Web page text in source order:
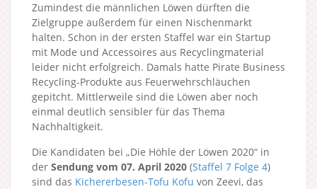
Zumindest die männlichen Löwen dürften die
Zielgruppe außerdem für einen Nischenmarkt
halten. Schon in der ersten Staffel war ein Startup
mit Mode und Accessoires aus Recyclingmaterial
leider nicht erfolgreich. Damals hatte Pirate Business
Recycling-Produkte aus Feuerwehrschläuchen
gepitcht. Mittlerweile sind die Löwen aber noch
einmal deutlich sensibler für das Thema
Nachhaltigkeit.
Die Kandidaten bei „Die Höhle der Löwen 2020“ in
der Sendung vom 07. April 2020 (Staffel 7 Folge 4)
sind das Kichererbesen-Tofu Kofu von Zeevi, das